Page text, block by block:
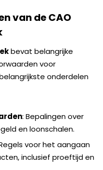
van deCAO
bevat belangrijke
voor
onderdelen
: Bepalingen over
en loonschalen.
voor het aangaan
inclusief proeftijd en